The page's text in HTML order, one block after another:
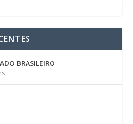
BRASILEIRO